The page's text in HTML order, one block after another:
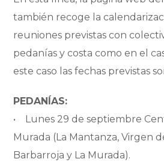
también recoge la
reuniones previstas con
pedanías y costa como en el
este caso las fechas previstas
PEDANÍAS:
• Lunes 29 de septiembre
Murada (La Mantanza, Virgen
Barbarroja y La Murada).